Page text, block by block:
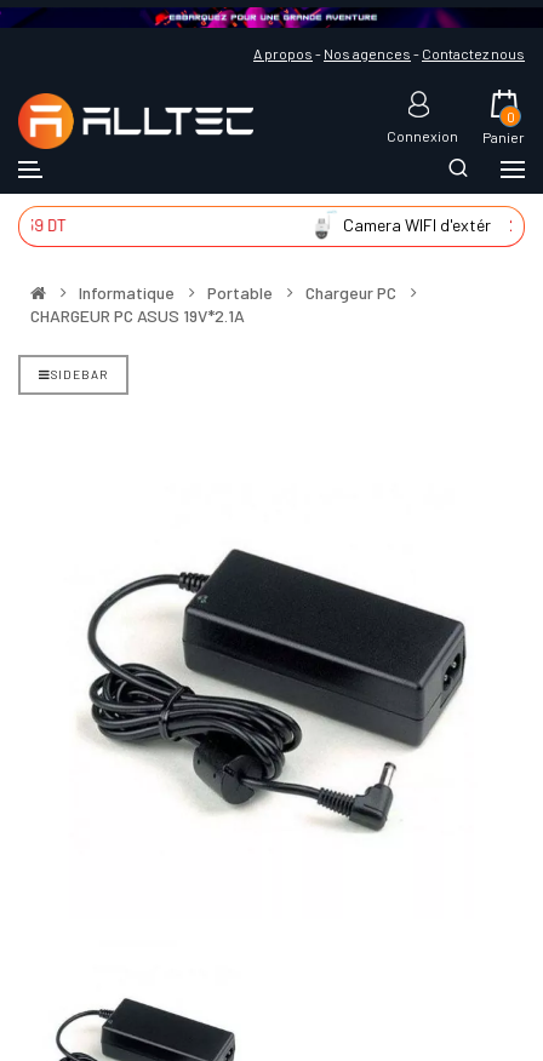
A propos - Nos agences - Contactez nous
Connexion Panier
0
DT Camera WIFI d'extér 225 DT
Informatique Portable
Chargeur PC
CHARGEUR PC ASUS 19V*2.1A
SIDEBAR